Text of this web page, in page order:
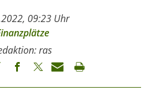
09:23 Uhr
ras